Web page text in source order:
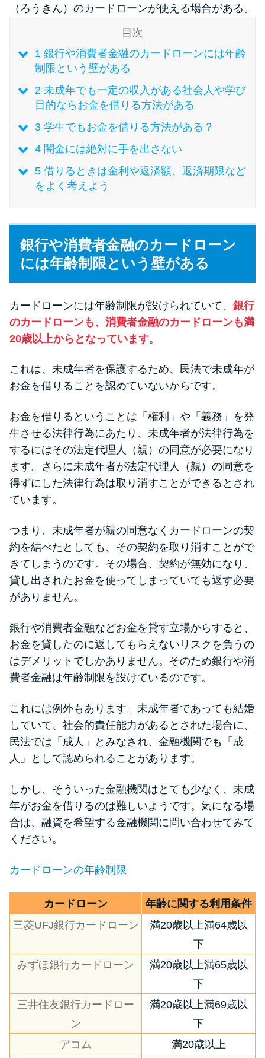
特集ページ一覧
種類や特徴で探す
銀行カードローンを選ぶべき4つ
の理由
無利息期間を利用して利息0円で
今月の家賃払えない…2ヵ月目に
家賃払えないが強制退去は避け
たい…市役所に相談より賢い方
法2選
に悩む人へ街金をおすすめしな
い理由
質屋でお金を借りるには？年利
やシステムをカードローンと比
未成年でもお金を借りられる？
学生がお金を借りる方法があ
る？
へのバレにくさや将来への影響
を解説
ソフト闇金とは？悪質な手口に
090金融（闇金）からお金を借り
てはいけない理由と借りた場合
の対処法
申し込みブラックとは?判断の目
安や審査に通らない理由
アコムはブラックでも審査に通
る？ 自分がブラックか確かめる
方法
アコムとレイクどっちがいい
の？ カードローンの選び方を徹
底解説！
プロミスの返済方法を徹底解
説！ もっとも便利でお得な返済
（ろうきん）のカードローンが使える場合がある。
目次
1銀行や消費者金融のカードローンには年齢
制限という壁がある
2未成年でも一定の収入がある社会人や学び
目的ならお金を借りる方法がある
3学生でもお金を借りる方法がある？
4闇金には絶対に手を出さない
5借りるときは金利や返済額、返済期限など
をよく考えよう
銀行や消費者金融のカードローン
には年齢制限という壁がある
カードローンには年齢制限が設けられていて、 銀行
のカードローンも、消費者金融のカードローンも満
20歳以上からとなっています。
これは、未成年者を保護するため、民法で未成年が
お金を借りることを認めていないからです。
お金を借りるということは「権利」や「義務」を発
生させる法律行為にあたり、未成年者が法律行為を
するにはその法定代理人（親）の同意が必要になり
ます。さらに未成年者が法定代理人（親）の同意を
得ずにした法律行為は取り消すことができるとされ
ています。
つまり、未成年者が親の同意なくカードローンの契
約を結べたとしても、その契約を取り消すことがで
きてしまうのです。その場合、契約が無効になり、
貸し出されたお金を使ってしまっていても返す必要
がありません。
銀行や消費者金融などお金を貸す立場からすると、
お金を貸したのに返してもらえないリスクを負うの
はデメリットでしかありません。そのため銀行や消
費者金融は年齢制限を設けているのです。
これには例外もあります。未成年者であっても結婚
していて、社会的責任能力があるとされた場合に、
民法では「成人」とみなされ、金融機関でも「成
人」として認められることがあります。
しかし、そういった金融機関はとても少なく、未成
年がお金を借りるのは難しいようです。気になる場
合は、融資を希望する金融機関に問い合わせてみて
ください。
カードローンの年齢制限
カードローン
年齢に関する利用条件
三菱UFJ銀行カードローン
満20歳以上満64歳以
下
みずほ銀行カードローン
満20歳以上満65歳以
下
三井住友銀行カードロー
ン
満20歳以上満69歳以
下
アコム
満20歳以上